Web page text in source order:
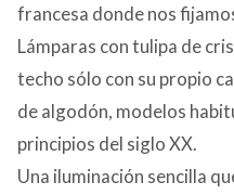
francesa donde nos
Lámparas con tulipa de
techo sólo con su propio
de algodón, modelos
principios del siglo XX.
Una iluminación sencilla